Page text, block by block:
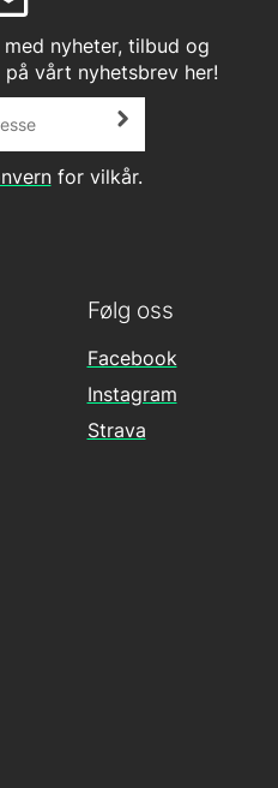
nyheter, tilbud og
vårt nyhetsbrev her!
for vilkår.
Følg oss
Facebook
Instagram
Strava